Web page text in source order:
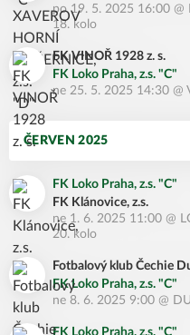
po 19. 5. 2025 16:00 @
18. kolo
FK VINOŘ 1928 z. s.
FK Loko Praha, z.s. "C"
ne 25. 5. 2025 14:30 @
ČERVEN 2025
FK Loko Praha, z.s. "C"
FK Klánovice, z.s.
ne 1. 6. 2025 11:00 @
20. kolo
Fotbalový klub Čechie
FK Loko Praha, z.s. "C"
ne 8. 6. 2025 9:00 @
FK Loko Praha, z.s. "C"